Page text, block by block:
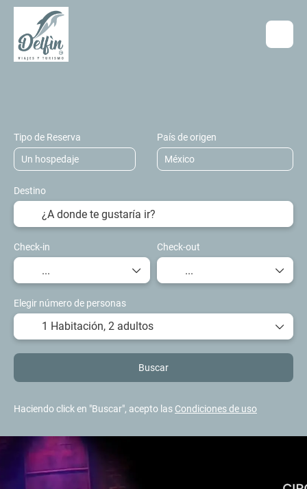
Tipo de Reserva País de origen
Destino
Check-in Check-out
Elegir número de personas
1 Habitación, 2 adultos
Buscar
Haciendo click en "Buscar", acepto las Condiciones de uso